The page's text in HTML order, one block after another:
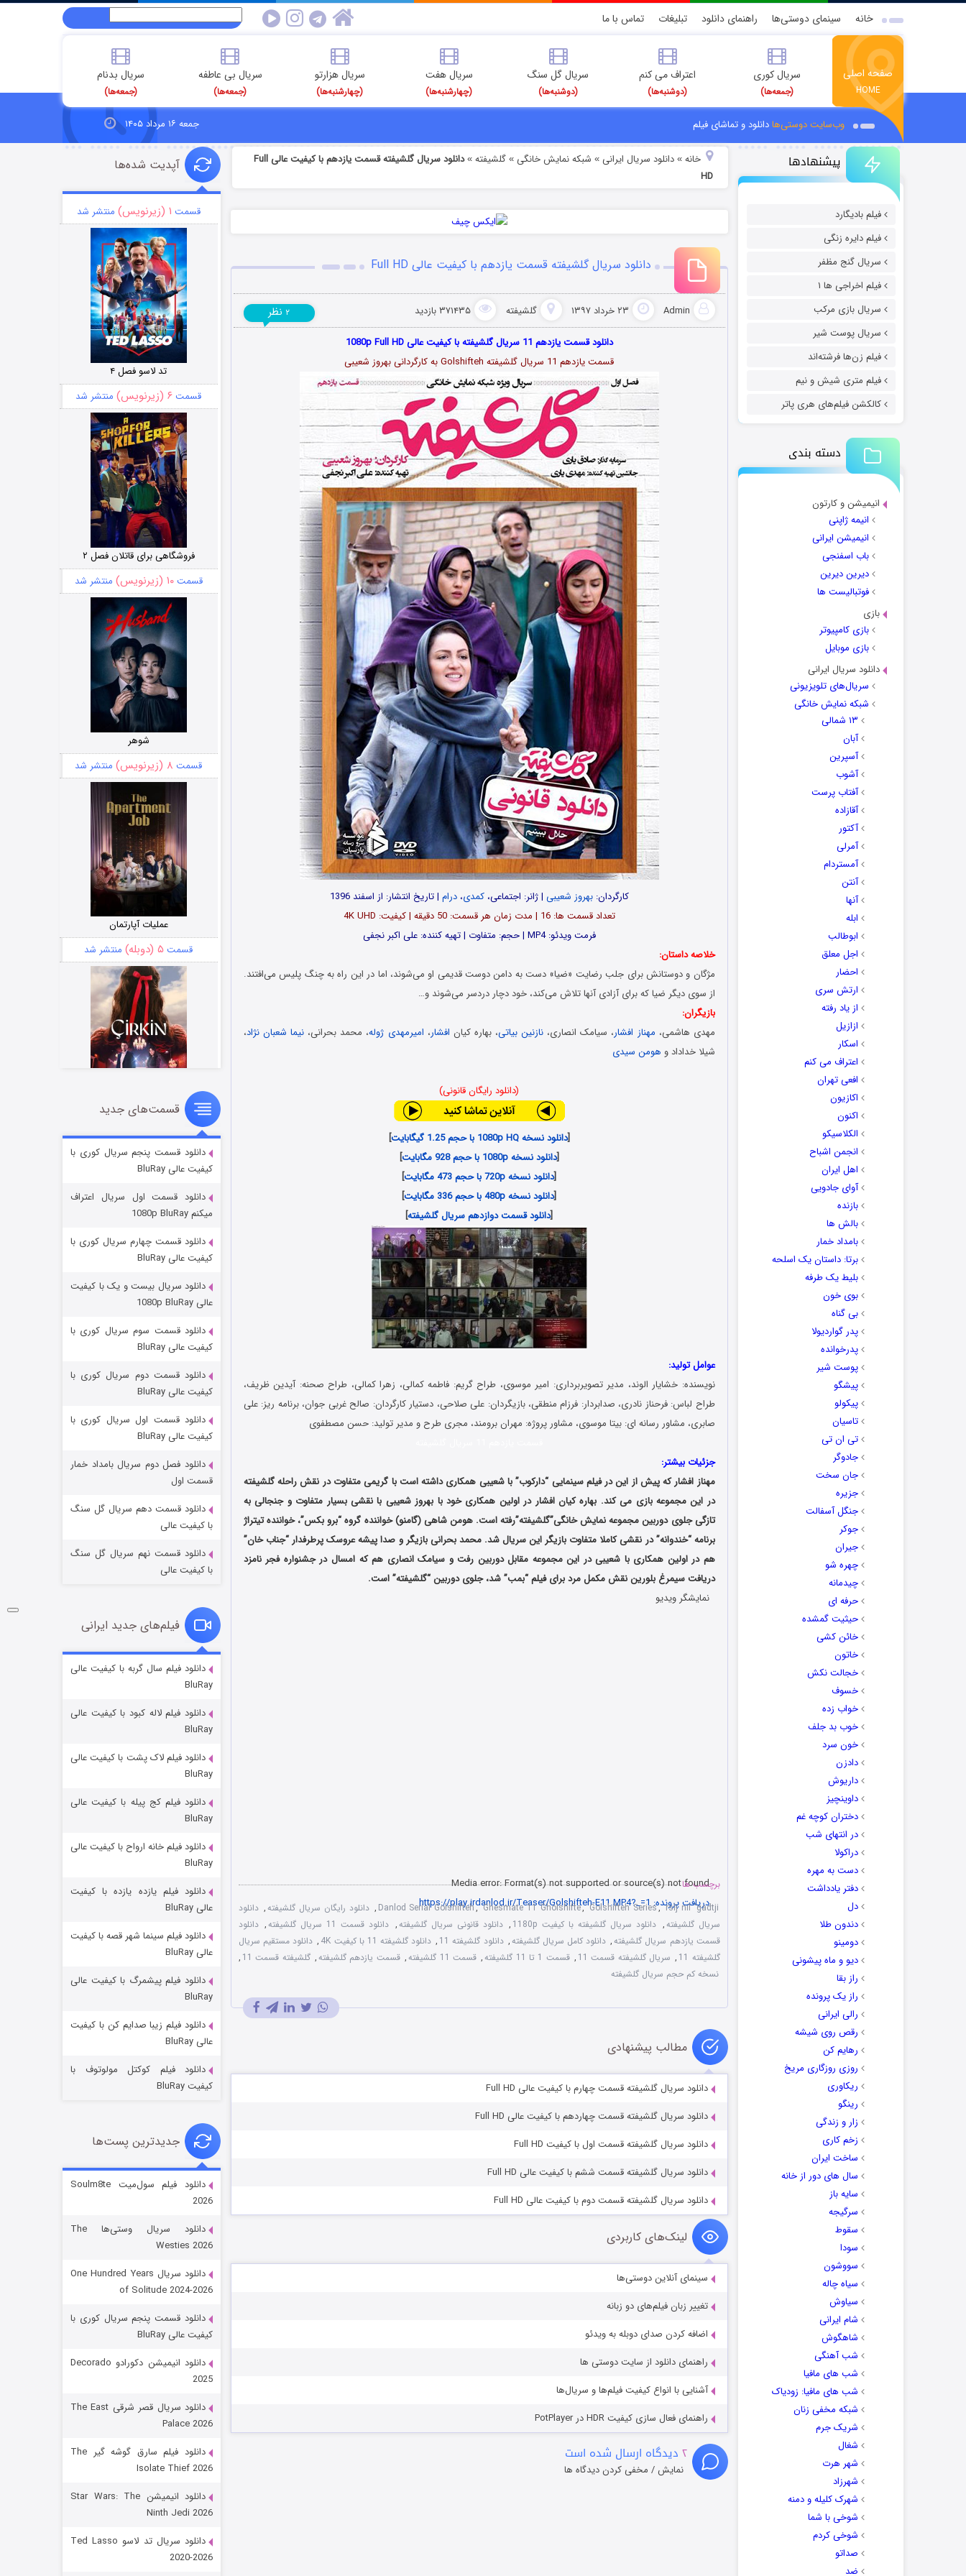
خانه سینمای دوستی‌ها راهنمای دانلود تبلیغات تماس با ما
صفحه اصلی
HOME
سریال کوری
(جمعه‌ها)
اعتراف می کنم
(دوشنبه‌ها)
سریال گل سنگ
(دوشنبه‌ها)
سریال هفت
(چهارشنبه‌ها)
سریال هزارتو
(چهارشنبه‌ها)
سریال بی عاطفه
(جمعه‌ها)
سریال بدنام
(جمعه‌ها)
وب‌سایت دوستی‌هادانلود و تماشای فیلم جمعه ۱۶ مرداد ۱۴۰۵
پیشنهادها
فیلم بادیگارد
فیلم دایره زنگی
سریال گنج مظفر
فیلم اخراجی ها ۱
سریال بازی مرکب
سریال پوست شیر
فیلم زن‌ها فرشته‌اند
فیلم متری شیش و نیم
کالکشن فیلم‌های هری پاتر
دسته بندی
انیمیشن و کارتون
انیمه ژاپنی
انیمیشن ایرانی
باب اسفنجی
دیرین دیرین
فوتبالیست ها
بازی
بازی کامپیوتر
بازی موبایل
دانلود سریال ایرانی
سریال‌های تلویزیونی
شبکه نمایش خانگی
۱۳ شمالی
آبان
آسپرین
آشوب
آفتاب پرست
آقازاده
آکتور
آمرلی
آمستردام
آنتن
آنها
ابله
ابوطالب
اجل معلق
احضار
ارتش سری
از یاد رفته
ازازیل
اسکار
اعتراف می کنم
افعی تهران
اکازیون
اکنون
الکلاسیکو
انجمن اشباح
اهل ایران
آوای جادویی
بازنده
بالش ها
بامداد خمار
برتا: داستان یک اسلحه
بلیط یک‌‌ طرفه
بوی خون
بی گناه
پدر گواردیولا
پدرخوانده
پوست شیر
پیشگو
پیکولو
تاسیان
تی ان تی
جادوگر
جان سخت
جزیره
جنگل آسفالت
جوکر
جیران
چهره شو
چیدمانه
حرفه ای
حیثیت گمشده
خائن کشی
خاتون
خجالت نکش
خسوف
خواب زده
خوب بد جلف
خون سرد
دادزن
داریوش
داوینچیز
دختران کوچه غم
در انتهای شب
دراکولا
دست به مهره
دفتر یادداشت
دل
دندون طلا
دومینو
دیو و ماه پیشونی
راز بقا
راز یک پرونده
رالی ایرانی
رقص روی شیشه
رهایم کن
روزی روزگاری مریخ
ریکاوری
رینگو
زار و زندگی
زخم کاری
ساخت ایران
سال های دور از خانه
سایه باز
سرگیجه
سقوط
سودا
سووشون
سیاه چاله
سیاوش
شام ایرانی
شاهگوش
شب آهنگی
شب های مافیا
شب های مافیا: زودیاک
شبکه مخفی زنان
شریک جرم
شغال
شهر هرت
شهرزاد
شهرک کلیله و دمنه
شوخی با شما
شوخی کردم
صداتو
ضد
خانه» دانلود سریال ایرانی » شبکه نمایش خانگی » گلشیفته»
دانلود سریال گلشیفته قسمت یازدهم با کیفیت عالی Full
HD
دانلود سریال گلشیفته قسمت یازدهم با کیفیت عالی Full HD
Admin ۲۳ خرداد ۱۳۹۷ گلشیفته ۳۷۱۴۳۵ بازدید ۲ نظر
دانلود قسمت یازدهم 11 سریال گلشیفته با کیفیت عالی 1080p Full HD
قسمت یازدهم 11 سریال گلشیفته Golshifteh به کارگردانی بهروز شعیبی
کارگردان:بهروز شعیبی | ژانر: اجتماعی،کمدی،درام | تاریخ انتشار: از اسفند 1396
تعداد قسمت ها: 16 | مدت زمان هر قسمت: 50 دقیقه | کیفیت: 4K UHD
فرمت ویدئو: MP4 | حجم: متفاوت | تهیه کننده: علی اکبر نجفی
خلاصه داستان:
مژگان و دوستانش برای جلب رضایت «ضیا» دست به دامن دوست قدیمی او می‌شوند، اما در این راه به چنگ پلیس می‌افتند.
از سوی دیگر ضیا که برای آزادی آنها تلاش می‌کند، خود دچار دردسر می‌شوند و…
بازیگران:
مهدی هاشمی، مهناز افشار، سیامک انصاری، نازنین بیاتی، بهاره کیان افشار، امیرمهدی ژوله، محمد بحرانی، نیما شعبان نژاد،
شیلا خداداد و هومن سیدی
(دانلود رایگان قانونی)
[دانلود نسخه 1080p HQ با حجم 1.25 گیگابایت
]
[دانلود نسخه 1080p با حجم 928 مگابایت
]
[دانلود نسخه 720p با حجم 473 مگابایت
]
[دانلود نسخه 480p با حجم 336 مگابایت
]
[دانلود قسمت دوازدهم سریال گلشیفته]
عوامل تولید:
نویسنده: خشایار الوند، مدیر تصویربرداری: امیر موسوی، طراح گریم: فاطمه کمالی، زهرا کمالی، طراح صحنه: آیدین ظریف،
طراح لباس: فرحناز نادری، صدابردار: فرزام منطقی، بازیگردان: علی صلاحی، دستیار کارگردان: صالح غربی جوان، برنامه ریز: علی
صابری، مشاور رسانه ای: بیتا موسوی، مشاور پروژه: مهران برومند، مجری طرح و مدیر تولید: حسن مصطفوی
جزئیات بیشتر:
مهناز افشار که پیش از این در فیلم سینمایی “دارکوب” با شعیبی همکاری داشته است با گریمی متفاوت در نقش راحله گلشیفته
در این مجموعه بازی می کند. بهاره کیان افشار در اولین همکاری خود با بهروز شعیبی با نقشی بسیار متفاوت و جنجالی به
تازگی جلوی دوربین مجموعه نمایش خانگی”گلشیفته”رفته است. هومن شاهی (گامنو) خواننده گروه “برو بکس”، خواننده تیتراژ
برنامه “خندوانه” در نقشی کاملا متفاوت بازیگر این سریال شد. محمد بحرانی بازیگر و صدا پیشه عروسک پرطرفدار “جناب خان”
هم در اولین همکاری با شعیبی در این مجموعه مقابل دوربین رفت و سیامک انصاری هم که امسال در جشنواره فجر نامزد
دریافت سیمرغ بلورین نقش مکمل مرد برای فیلم “بمب” شد، جلوی دوربین “گلشیفته” است.
نمایشگر ویدیو
Media error: Format(s) not supported or source(s) not found
دریافت پرونده: https://play.irdanlod.ir/Teaser/Golshifteh-E11.MP4?_=1
00:00
برچسب ها
Danlod Serial Golshifteh,Ghesmate 11 Gholshifte,Golshifteh Series,rslj nil 'gadtji
, دانلود رایگان سریال گلشیفته, دانلود
سریال گلشیفته, دانلود سریال گلشیفته با کیفیت 1180p , دانلود قانونی سریال گلشیفته, دانلود قسمت 11 سریال گلشیفته , دانلود
قسمت یازدهم سریال گلشیفته, دانلود کامل سریال گلشیفته, دانلود گلشیفته 11 , دانلود گلشیفته 11 با کیفیت 4K , دانلود مستقیم سریال
گلشیفته 11
, سریال گلشیفته قسمت 11 , قسمت 1 تا 11 گلشیفته , قسمت 11 گلشیفته , قسمت یازدهم گلشیفته, گلشیفته قسمت 11
,
نسخه کم حجم سریال گلشیفته
مطالب پیشنهادی
دانلود سریال گلشیفته قسمت چهارم با کیفیت عالی Full HD
دانلود سریال گلشیفته قسمت چهاردهم با کیفیت عالی Full HD
دانلود سریال گلشیفته قسمت اول با کیفیت Full HD
دانلود سریال گلشیفته قسمت ششم با کیفیت عالی Full HD
دانلود سریال گلشیفته قسمت دوم با کیفیت عالی Full HD
لینک‌های کاربردی
سینمای آنلاین دوستی‌ها
تغییر زبان فیلم‌های دو زبانه
اضافه کردن صدای دوبله به ویدئو
راهنمای دانلود از سایت دوستی ها
آشنایی با انواع کیفیت فیلم‌ها و سریال‌ها
راهنمای فعال سازی کیفیت HDR در PotPlayer
۲ دیدگاه ارسال شده است
نمایش / مخفی کردن دیدگاه ها
آپدیت شده‌ها
قسمت ۱ (زیرنویس) منتشر شد
تد لاسو فصل ۴
قسمت ۶ (زیرنویس) منتشر شد
فروشگاهی برای قاتلان فصل ۲
قسمت۱۰ (زیرنویس) منتشر شد
شوهر
قسمت ۸ (زیرنویس) منتشر شد
عملیات آپارتمان
قسمت ۵ (دوبله) منتشر شد
سریال زشت
قسمت۲ (زیرنویس) منتشر شد
مردگان متحرک: شهر مرده ۳
شکست استوارت در نجات جهان
قسمت ۷ (زیرنویس) منتشر شد
شوگر فصل ۲
قسمت
خاندان اژدها فصل ۳
جادوگری در مغولستان
قسمت۶ (زیرنویس)
رویایی برای تو
قسمت۱۵ (دوبله)
قسمت‌های جدید
دانلود قسمت پنجم سریال کوری با
کیفیت عالی BluRay
دانلود قسمت اول سریال اعتراف
میکنم 1080p BluRay
دانلود قسمت چهارم سریال کوری با
کیفیت عالی BluRay
دانلود سریال بیست و یک با کیفیت
عالی 1080p BluRay
دانلود قسمت سوم سریال کوری با
کیفیت عالی BluRay
دانلود قسمت دوم سریال کوری با
کیفیت عالی BluRay
دانلود قسمت اول سریال کوری با
کیفیت عالی BluRay
دانلود فصل دوم سریال بامداد خمار
قسمت اول
دانلود قسمت دهم سریال گل سنگ
با کیفیت عالی
دانلود قسمت نهم سریال گل سنگ
با کیفیت عالی
فیلم‌های جدید ایرانی
دانلود فیلم سال گربه با کیفیت عالی
BluRay
دانلود فیلم لاله کبود با کیفیت عالی
BluRay
دانلود فیلم لاک پشت با کیفیت عالی
BluRay
دانلود فیلم کج‌ پیله با کیفیت عالی
BluRay
دانلود فیلم خانه ارواح با کیفیت عالی
BluRay
دانلود فیلم یازده یازده با کیفیت
عالی BluRay
دانلود فیلم سینما شهر قصه با کیفیت
عالی BluRay
دانلود فیلم پیشمرگ با کیفیت عالی
BluRay
دانلود فیلم زیبا صدایم کن با کیفیت
عالی BluRay
دانلود فیلم کوکتل مولوتوف با
کیفیت BluRay
جدیدترین پست‌ها
دانلود فیلم سول‌میت Soulm8te
2026
دانلود سریال وستی‌ها The
Westies 2026
دانلود سریال One Hundred Years
of Solitude 2024-2026
دانلود قسمت پنجم سریال کوری با
کیفیت عالی BluRay
دانلود انیمیشن دکورادو Decorado
2025
دانلود سریال قصر شرقی The East
Palace 2026
دانلود فیلم سارق گوشه گیر The
Isolate Thief 2026
دانلود انیمیشن Star Wars: The
Ninth Jedi 2026
دانلود سریال تد لاسو Ted Lasso
2020-2026